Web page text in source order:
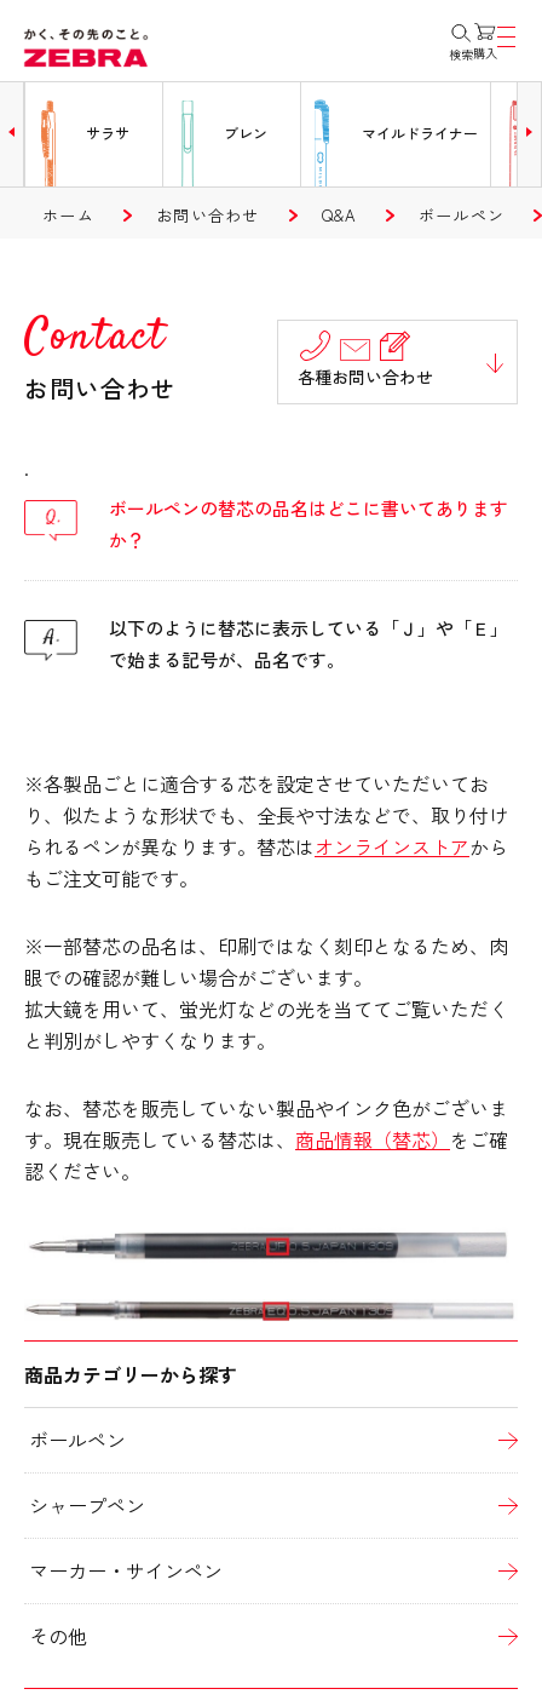
検索購入
サラサ ブレン マイルドライナー
ホーム お問い合わせ Q&A ボールペン
Contact
お問い合わせ 各種お問い合わせ
商品カテゴリーから探す
ボールペン
シャープペン
マーカー・サインペン
その他
.
ボールペンの替芯の品名はどこに書いてあります
か？
以下のように替芯に表示している「Ｊ」や「Ｅ」
で始まる記号が、品名です。
※各製品ごとに適合する芯を設定させていただいてお
り、似たような形状でも、全長や寸法などで、取り付け
られるペンが異なります。替芯はオンラインストアから
もご注文可能です。
※一部替芯の品名は、印刷ではなく刻印となるため、肉
眼での確認が難しい場合がございます。
拡大鏡を用いて、蛍光灯などの光を当ててご覧いただく
と判別がしやすくなります。
なお、替芯を販売していない製品やインク色がございま
す。現在販売している替芯は、 商品情報（替芯） を ご確
認ください。